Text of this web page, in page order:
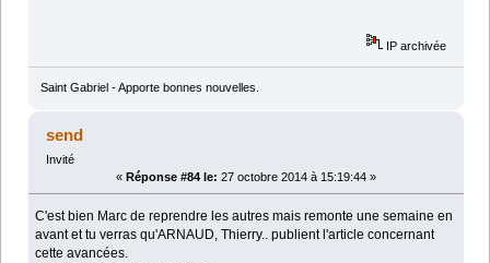
IP archivée
Saint Gabriel - Apporte bonnes nouvelles.
send
Invité
« Réponse #84 le: 27 octobre 2014 à 15:19:44 »
C'est bien Marc de reprendre les autres mais remonte une semaine en
avant et tu verras qu'ARNAUD, Thierry.. publient l'article concernant
cette avancées.